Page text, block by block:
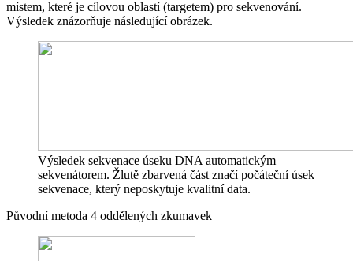
místem, které je cílovou oblastí (targetem) pro sekvenování.
Výsledek znázorňuje následující obrázek.
Výsledek sekvenace úseku DNA automatickým
sekvenátorem. Žlutě zbarvená část značí počáteční úsek
sekvenace, který neposkytuje kvalitní data.
Původní metoda 4 oddělených zkumavek